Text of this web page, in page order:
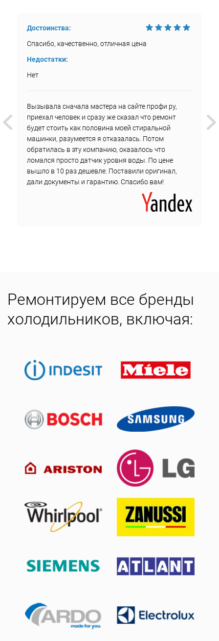
Достоинства:
Спасибо, качественно, отличная цена
Недостатки:
Нет
Вызывала сначала мастера на сайте профи ру,
приехал человек и сразу же сказал что ремонт
будет стоить как половина моей стиральной
машинки, разумеется я отказалась. Потом
обратилась в эту компанию, оказалось что
ломался просто датчик уровня воды. По цене
вышло в 10 раз дешевле. Поставили оригинал,
дали документы и гарантию. Спасибо вам!
Ремонтируем все бренды
холодильников, включая: